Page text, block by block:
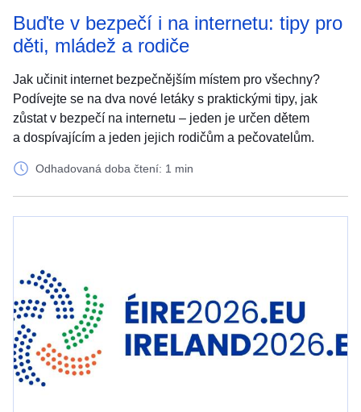
Buďte v bezpečí i na internetu: tipy pro
děti, mládež a rodiče
Jak učinit internet bezpečnějším místem pro všechny?
Podívejte se na dva nové letáky s praktickými tipy, jak
zůstat v bezpečí na internetu – jeden je určen dětem
a dospívajícím a jeden jejich rodičům a pečovatelům.
Odhadovaná doba čtení: 1 min